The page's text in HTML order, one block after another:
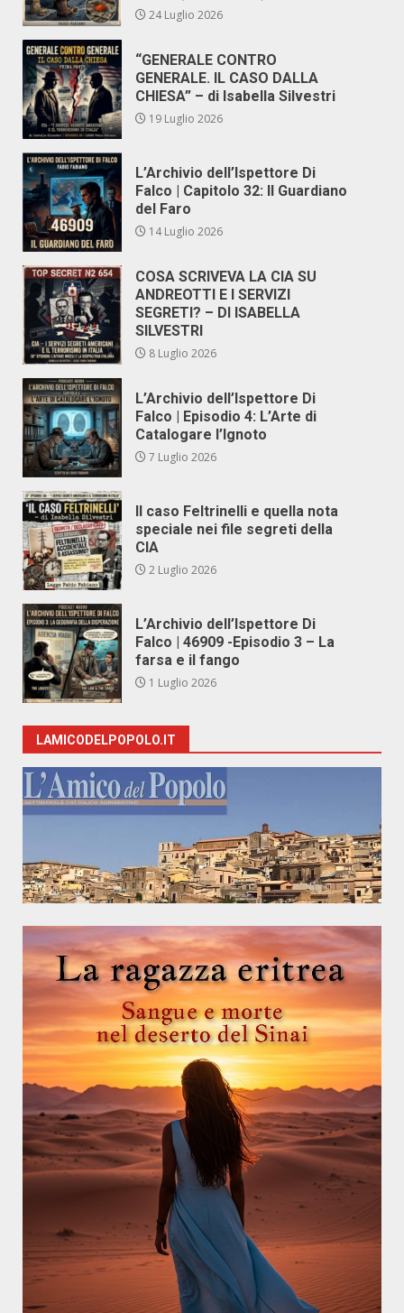
24 Luglio 2026
“GENERALE CONTRO
GENERALE. IL CASO DALLA
CHIESA” – di Isabella Silvestri
19 Luglio 2026
L’Archivio dell’Ispettore Di
Falco | Capitolo 32: Il Guardiano
del Faro
14 Luglio 2026
COSA SCRIVEVA LA CIA SU
ANDREOTTI E I SERVIZI
SEGRETI? – DI ISABELLA
SILVESTRI
8 Luglio 2026
L’Archivio dell’Ispettore Di
Falco | Episodio 4: L’Arte di
Catalogare l’Ignoto
7 Luglio 2026
Il caso Feltrinelli e quella nota
speciale nei file segreti della
CIA
2 Luglio 2026
L’Archivio dell’Ispettore Di
Falco | 46909 -Episodio 3 – La
farsa e il fango
1 Luglio 2026
LAMICODELPOPOLO.IT